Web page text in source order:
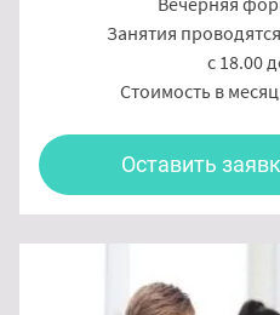
Занятия
с 18.00
Стоимость в
Оставить